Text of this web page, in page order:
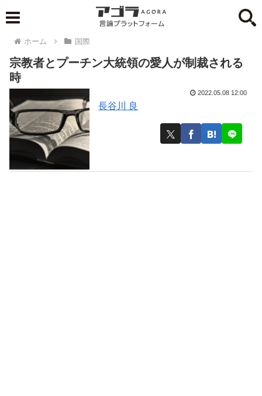
ホーム 国際
宗教者とプーチン大統領の愛人が制裁される
時
長谷川 良
2022.05.08 12:00